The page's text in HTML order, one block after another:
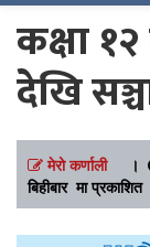
कक्षा
देखि
मेरो कर्णाली।
बिहीबार मा प्रकाशित